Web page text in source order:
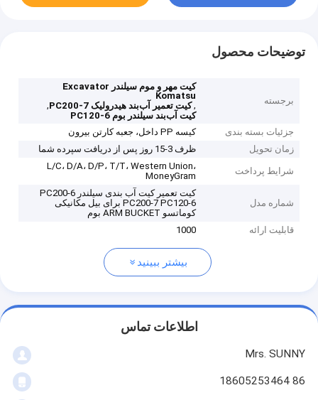
توضیحات محصول
برجسته
کیت مهر و موم سیلندر Excavator
Komatsu
,کیت تعمیر آب‌بند هیدرولیک PC200-7
,
کیت آب‌بند سیلندر بوم PC120-6
جزئیات بسته بندی
کیسه PP داخل، جعبه کارتن بیرون
زمان تحویل
ظرف 3-15 روز پس از دریافت سپرده شما
شرایط پرداخت
L/C، D/A، D/P، T/T، Western Union،
MoneyGram
شماره مدل
کیت تعمیر کیت آب بندی سیلندر PC200-6
PC200-7 PC120-6 برای بیل مکانیکی
کوماتسو ARM BUCKET بوم
قابلیت ارائه
1000
بیشتر ببینید
اطلاعات تماس
Mrs. SUNNY
86 18605253464